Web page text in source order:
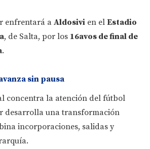
enfrentará a Aldosivi en el Estadio
, de Salta, por los 16avos de final de
.
sin pausa
concentra la atención del fútbol
desarrolla una transformación
incorporaciones, salidas y